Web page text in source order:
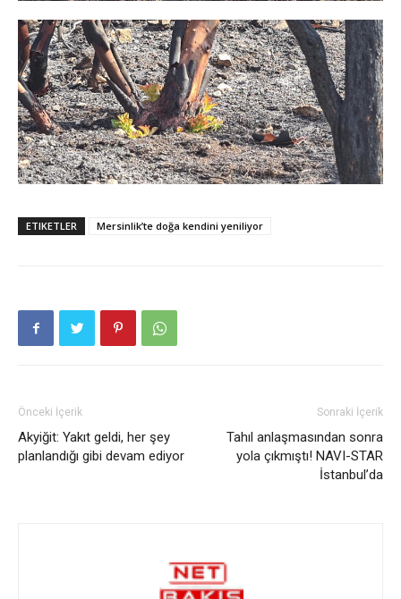
ETIKETLER Mersinlik’te doğa kendini yeniliyor
Önceki İçerik
Akyiğit: Yakıt geldi, her şey
planlandığı gibi devam ediyor
Sonraki İçerik
Tahıl anlaşmasından sonra
yola çıkmıştı! NAVI-STAR
İstanbul’da